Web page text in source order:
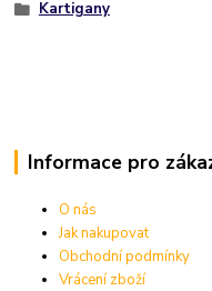
Kartigany
Informace pro
O nás
Jak nakupovat
Obchodní podmínky
Vrácení zboží